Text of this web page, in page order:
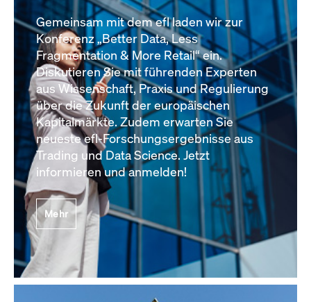
Gemeinsam mit dem efl laden wir zur
Konferenz „Better Data, Less
Fragmentation & More Retail“ ein.
Diskutieren Sie mit führenden Experten
aus Wissenschaft, Praxis und Regulierung
über die Zukunft der europäischen
Kapitalmärkte. Zudem erwarten Sie
neueste efl-Forschungsergebnisse aus
Trading und Data Science. Jetzt
informieren und anmelden!
Mehr